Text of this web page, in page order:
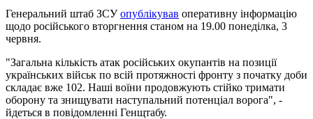
Генеральний штаб ЗСУопублікував оперативну інформацію
щодо російського вторгнення станом на 19.00 понеділка, 3
червня.
"Загальна кількість атак російських окупантів на позиції
українських військ по всій протяжності фронту з початку доби
складає вже 102. Наші воїни продовжують стійко тримати
оборону та знищувати наступальний потенціал ворога", -
йдеться в повідомленні Генщтабу.